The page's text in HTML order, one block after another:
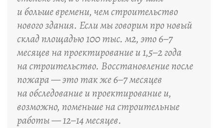
и больше времени, чем строительство
нового здания. Если мы говорим про новый
склад площадью 100 тыс. м2, это 6–7
месяцев на проектирование и 1,5–2 года
на строительство. Восстановление после
пожара — это так же 6–7 месяцев
на обследование и проектирование и,
возможно, поменьше на строительные
работы — 12–14 месяцев.